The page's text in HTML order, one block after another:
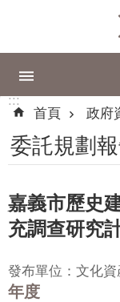
政
專
區
城
品
牌
識
嘉
:::
首頁
政府
委託規劃
嘉義市歷史
充調查研究
發布單位：文化資
年度